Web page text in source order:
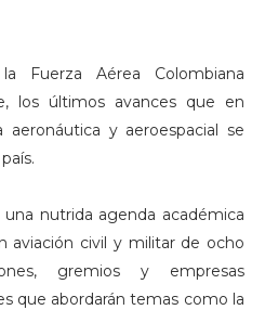
Fuerza Aérea Colombiana
los últimos avances que en
aeronáutica y aeroespacial se
nutrida agenda académica
aviación civil y militar de ocho
gremios y empresas
que abordarán temas como la